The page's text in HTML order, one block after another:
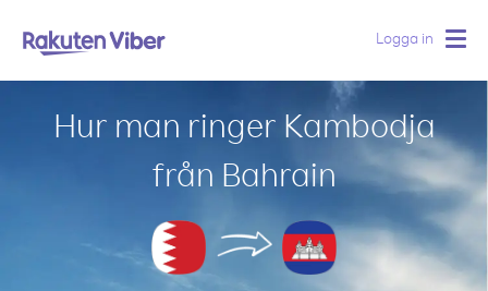
Logga in
Hur man ringer Kambodja
från Bahrain